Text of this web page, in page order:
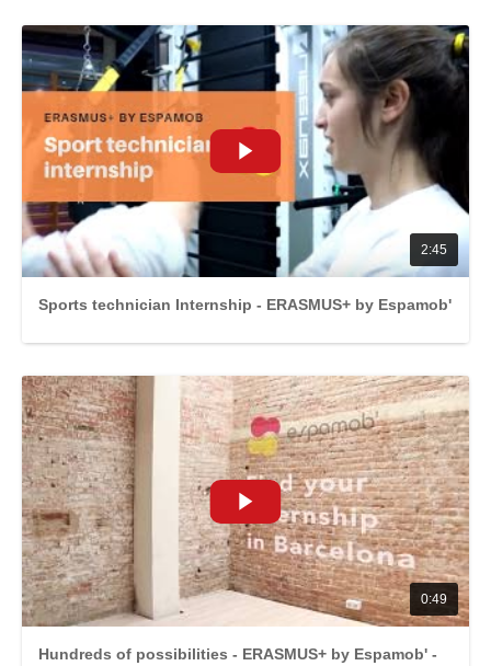
2:45
Sports technician Internship - ERASMUS+ by Espamob'
0:49
Hundreds of possibilities - ERASMUS+ by Espamob' -